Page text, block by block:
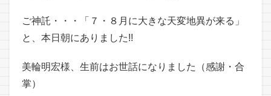
ご神託・・・「７・８月に大きな天変地異が来る」
と、本日朝にありました!!
美輪明宏様、生前はお世話になりました（感謝・合
掌）